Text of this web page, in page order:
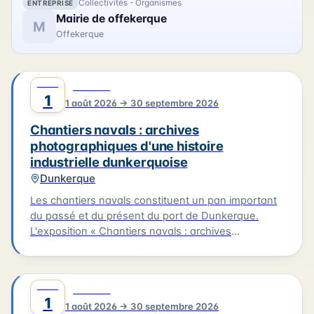
ENTREPRISE Collectivités - Organismes
M Mairie de offekerque
Offekerque
1 1 août 2026 → 30 septembre 2026
Chantiers navals : archives
photographiques d'une histoire
industrielle dunkerquoise
Dunkerque
Les chantiers navals constituent un pan important
du passé et du présent du port de Dunkerque.
L'exposition « Chantiers navals : archives
collections du musée et évoque plusieurs grands
chantiers : Ziegler, les Ateliers et Chantiers de
France, Béliard & Crighton. Le parcours se prolonge
1 1 août 2026 → 30 septembre 2026